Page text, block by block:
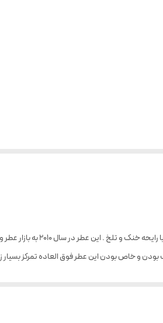
در سال ۲۰۱۰ به بازار عطر و ادکلن عرضه شد .
و خاص بودن این عطر فوق العاده تمرکز بسیار
مشام میرسد. در حالی که با اضافه شدن رایحه